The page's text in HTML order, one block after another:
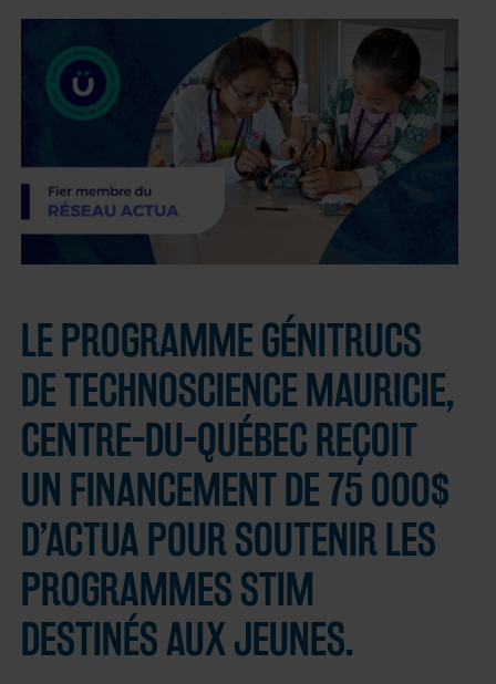
LE PROGRAMME GÉNITRUCS
DE TECHNOSCIENCE MAURICIE,
CENTRE-DU-QUÉBEC REÇOIT
UN FINANCEMENT DE 75 000$
D’ACTUA POUR SOUTENIR LES
PROGRAMMES STIM
DESTINÉS AUX JEUNES.